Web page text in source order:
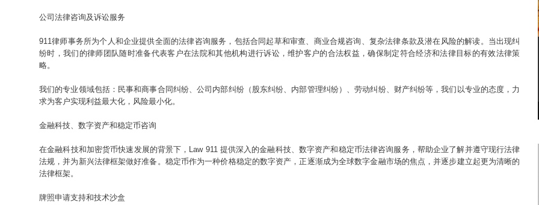
公司法律咨询及诉讼服务
911律师事务所为个人和企业提供全面的法律咨询服务，包括合同起草和审查、商业合规咨询、复杂法律条款及潜在风险的解读。当出现纠
纷时，我们的律师团队随时准备代表客户在法院和其他机构进行诉讼，维护客户的合法权益，确保制定符合经济和法律目标的有效法律策
略。
我们的专业领域包括：民事和商事合同纠纷、公司内部纠纷（股东纠纷、内部管理纠纷）、劳动纠纷、财产纠纷等，我们以专业的态度，力
求为客户实现利益最大化，风险最小化。
金融科技、数字资产和稳定币咨询
在金融科技和加密货币快速发展的背景下，Law 911 提供深入的金融科技、数字资产和稳定币法律咨询服务，帮助企业了解并遵守现行法律
法规，并为新兴法律框架做好准备。稳定币作为一种价格稳定的数字资产，正逐渐成为全球数字金融市场的焦点，并逐步建立起更为清晰的
法律框架。
牌照申请支持和技术沙盒